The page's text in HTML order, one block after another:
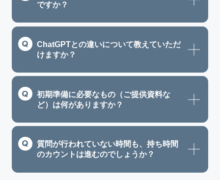
ですか？
ChatGPTとの違いについて教えていただ
けますか？
初期準備に必要なもの（ご提供資料な
ど）は何がありますか？
質問が行われていない時間も、持ち時間
のカウントは進むのでしょうか？